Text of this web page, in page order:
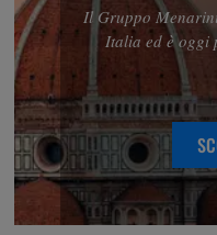
Il Gruppo
Italia ed è oggi